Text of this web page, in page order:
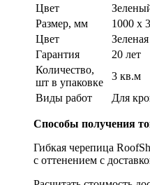
Цвет
Размер, мм
1000 х
Цвет
Зеленая
Гарантия
20 лет
Количество,
шт в упаковке
3 кв.м
Виды работ
Для
Способы получения
Гибкая черепица
с оттенением с